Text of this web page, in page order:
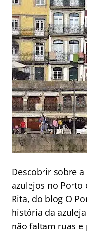
Descobrir sobre
azulejos no Porto
Rita, do blog O
história da
não faltam ruas e